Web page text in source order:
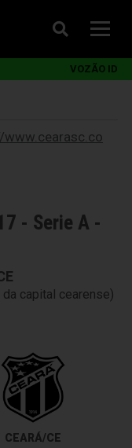
VOZÃO ID
www.cearasc.co
- Serie A -
capital cearense)
CEARÁ/CE